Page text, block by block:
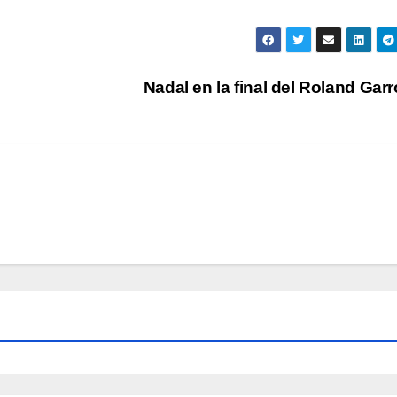
Nadal en la final del Roland